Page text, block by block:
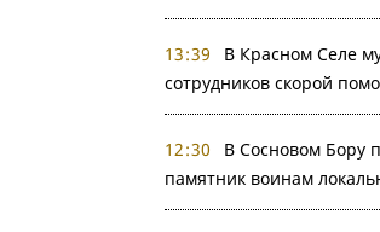
13:39
В Красном Селе
сотрудников скорой
12:30
В Сосновом Бору
памятник воинам